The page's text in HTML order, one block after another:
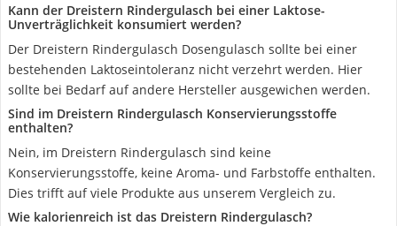
Kann der Dreistern Rindergulasch bei einer Laktose-
Unverträglichkeit konsumiert werden?
Der Dreistern Rindergulasch Dosengulasch sollte bei einer
bestehenden Laktoseintoleranz nicht verzehrt werden. Hier
sollte bei Bedarf auf andere Hersteller ausgewichen werden.
Sind im Dreistern Rindergulasch Konservierungsstoffe
enthalten?
Nein, im Dreistern Rindergulasch sind keine
Konservierungsstoffe, keine Aroma- und Farbstoffe enthalten.
Dies trifft auf viele Produkte aus unserem Vergleich zu.
Wie kalorienreich ist das Dreistern Rindergulasch?